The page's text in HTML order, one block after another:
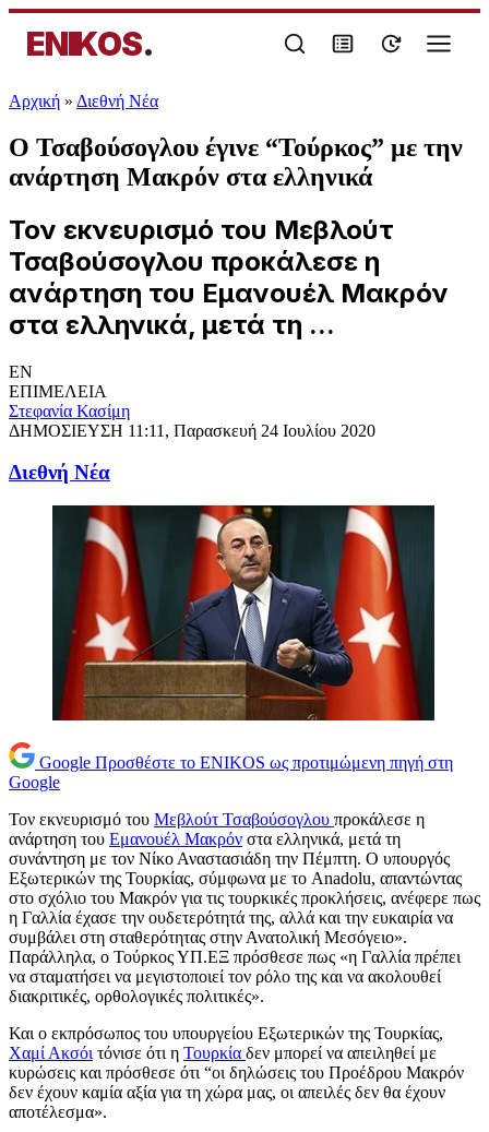
ENIKOS.
Αρχική » Διεθνή Νέα
Ο Τσαβούσογλου έγινε “Τούρκος” με την
ανάρτηση Μακρόν στα ελληνικά
Τον εκνευρισμό του Μεβλούτ
Τσαβούσογλου προκάλεσε η
ανάρτηση του Εμανουέλ Μακρόν
στα ελληνικά, μετά τη ...
EN
ΕΠΙΜΕΛΕΙΑ
Στεφανία Κασίμη
ΔΗΜΟΣΙΕΥΣΗ 11:11, Παρασκευή 24 Ιουλίου 2020
Διεθνή Νέα
Google Προσθέστε το ENIKOS ως προτιμώμενη πηγή στη
Google
Τον εκνευρισμό του Μεβλούτ Τσαβούσογλου προκάλεσε η
ανάρτηση του Εμανουέλ Μακρόν στα ελληνικά, μετά τη
συνάντηση με τον Νίκο Αναστασιάδη την Πέμπτη. Ο υπουργός
Εξωτερικών της Τουρκίας, σύμφωνα με το Anadolu, απαντώντας
στο σχόλιο του Μακρόν για τις τουρκικές προκλήσεις, ανέφερε πως
η Γαλλία έχασε την ουδετερότητά της, αλλά και την ευκαιρία να
συμβάλει στη σταθερότητας στην Ανατολική Μεσόγειο».
Παράλληλα, ο Τούρκος ΥΠ.ΕΞ πρόσθεσε πως «η Γαλλία πρέπει
να σταματήσει να μεγιστοποιεί τον ρόλο της και να ακολουθεί
διακριτικές, ορθολογικές πολιτικές».
Και ο εκπρόσωπος του υπουργείου Εξωτερικών της Τουρκίας,
Χαμί Ακσόι τόνισε ότι η Τουρκία δεν μπορεί να απειληθεί με
κυρώσεις και πρόσθεσε ότι “οι δηλώσεις του Προέδρου Μακρόν
δεν έχουν καμία αξία για τη χώρα μας, οι απειλές δεν θα έχουν
αποτέλεσμα».